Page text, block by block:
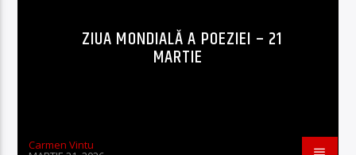
ZIUA MONDIALĂ A POEZIEI – 21
MARTIE
Carmen Vintu